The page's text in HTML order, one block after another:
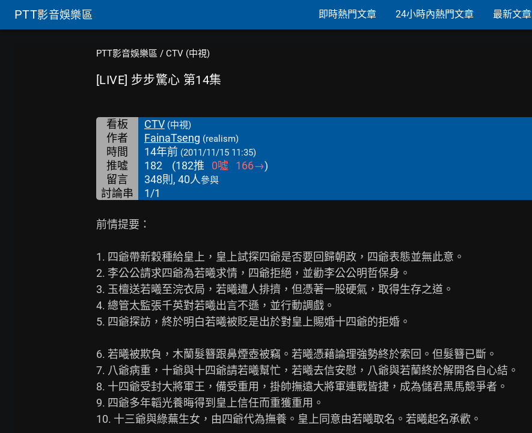
PTT影音娛樂區 即時熱門文章 24小時內熱門文章 最新文章
PTT影音娛樂區 / CTV (中視)
[LIVE] 步步驚心 第14集
看板 CTV (中視)
作者 FainaTseng (realism)
時間 14年前 (2011/11/15 11:35)
推噓 182 (182推 0噓 166→)
留言
348則, 40人參與
討論串 1/1
前情提要：
1. 四爺帶新穀種給皇上，皇上試探四爺是否要回歸朝政，四爺表態並無此意。
2. 李公公請求四爺為若曦求情，四爺拒絕，並勸李公公明哲保身。
3. 玉檀送若曦至浣衣局，若曦遭人排擠，但憑著一股硬氣，取得生存之道。
4. 總管太監張千英對若曦出言不遜，並行動調戲。
5. 四爺探訪，終於明白若曦被貶是出於對皇上賜婚十四爺的拒婚。
6. 若曦被欺負，木蘭髮簪跟鼻煙壺被竊。若曦憑藉論理強勢終於索回。但髮簪已斷。
7. 八爺病重，十爺與十四爺請若曦幫忙，若曦去信安慰，八爺與若蘭終於解開各自心結。
8. 十四爺受封大將軍王，備受重用，掛帥撫遠大將軍連戰皆捷，成為儲君黑馬競爭者。
9. 四爺多年韜光養晦得到皇上信任而重獲重用。
10. 十三爺與綠蕪生女，由四爺代為撫養。皇上同意由若曦取名。若曦起名承歡。